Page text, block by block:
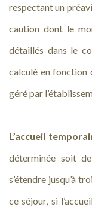
respectant un
caution dont le
détaillés dans le
calculé en fonction
géré par
L’accueil
déterminée soit
s’étendre jusqu’à
ce séjour, si